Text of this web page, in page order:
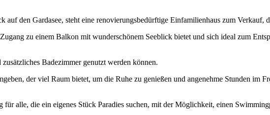
den Gardasee, steht eine renovierungsbedürftige Einfamilienhaus zum Verkauf,
zu einem Balkon mit wunderschönem Seeblick bietet und sich ideal zum
Badezimmer genutzt werden können.
der viel Raum bietet, um die Ruhe zu genießen und angenehme Stunden im
alle, die ein eigenes Stück Paradies suchen, mit der Möglichkeit, einen